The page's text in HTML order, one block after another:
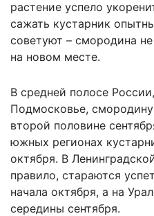
растение успело
сажать кустарник
советуют – смородина
на новом месте.
В средней полосе
Подмосковье,
второй половине
южных регионах
октября. В
правило, стараются
начала октября, а на
середины сентября.